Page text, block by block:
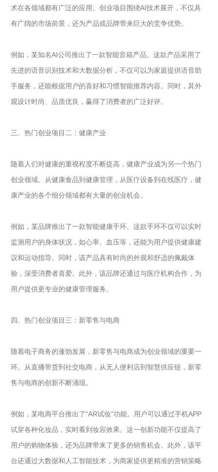
术在各领域都有广泛的应用。创业项目围绕AI技术展开，不仅具
有广阔的市场前景，还为产品或品牌带来巨大的竞争优势。
例如，某知名AI公司推出了一款智能音箱产品。这款产品采用了
先进的语音识别技术和大数据分析，不仅可以为家庭提供语音助
手服务，还能根据用户的喜好和习惯智能推荐内容。同时，其外
观设计时尚、品质优良，赢得了消费者的广泛好评。
三、热门创业项目二：健康产业
随着人们对健康的重视程度不断提高，健康产业成为另一个热门
创业领域。从健康食品到健康管理，从医疗设备到在线医疗，健
康产业的各个细分领域都有大量的创业机会。
例如，某品牌推出了一款智能健康手环。这款手环不仅可以实时
监测用户的身体状况，如心率、血压等，还能为用户提供健康建
议和运动指导。同时，该产品具有时尚的外观和舒适的佩戴体
验，深受消费者喜爱。此外，该品牌还通过与医疗机构合作，为
用户提供更专业的健康管理服务。
四、热门创业项目三：新零售与电商
随着电子商务的蓬勃发展，新零售与电商成为创业领域的重要一
环。从直播带货到社交电商，从无人便利店到智慧供应链，新零
售与电商的创新不断涌现。
例如，某电商平台推出了“AR试妆”功能。用户可以通过手机APP
试穿各种化妆品，实时看到妆容效果。这一创新功能不仅提高了
用户的购物体验，还为品牌带来了更多的销售机会。此外，该平
台还通过大数据和人工智能技术，为商家提供更精准的营销策略